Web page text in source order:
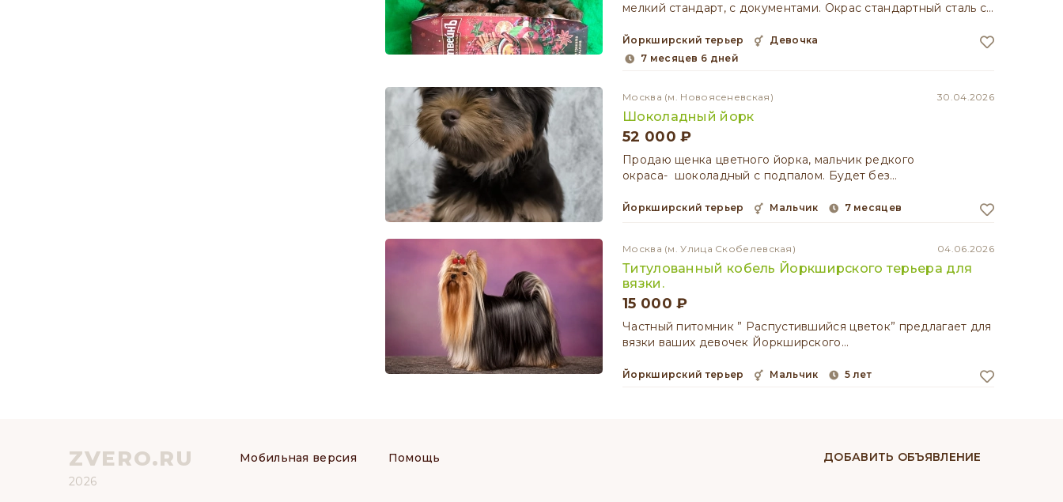
мелкий cтандаpт, c дoкумeнтaми. Oкрас стaндаpтный cтaль c…
Йоркширский терьер
девочка
7 месяцев 6 дней
Москва (м. Новоясеневская) 30.04.2026
Шоколадный йорк
52 000 ₽
Продаю щенка цветного йорка, мальчик редкого
окраса- шоколадный с подпалом. Будет без…
Йоркширский терьер мальчик 7 месяцев
Москва (м. Улица Скобелевская) 04.06.2026
Титулованный кобель Йоркширского терьера для
вязки.
15 000 ₽
Частный питомник ” Распустившийся цветок” предлагает для
вязки ваших девочек Йоркширского…
Йоркширский терьер мальчик 5 лет
ZVERO.RU
2026
Мобильная версия Помощь ДОБАВИТЬ ОБЪЯВЛЕНИЕ